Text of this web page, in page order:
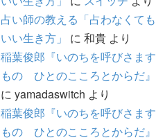
占い師の教える「占わなくても
いい生き方」
に 和貴 より
稲葉俊郎『いのちを呼びさます
もの ひとのこころとからだ』
に yamadaswitch より
稲葉俊郎『いのちを呼びさます
もの ひとのこころとからだ』